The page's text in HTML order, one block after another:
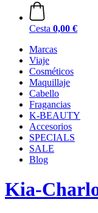
Cesta 0,00 €
Marcas
Viaje
Cosméticos
Maquillaje
Cabello
Fragancias
K-BEAUTY
Accesorios
SPECIALS
SALE
Blog
Kia-